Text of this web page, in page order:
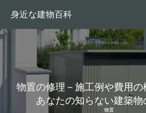
身近な建物百科
物置の修理－施工例や費用
あなたの知らない建築
物置